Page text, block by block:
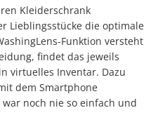
Kleiderschrank
Lieblingsstücke die optimale
Funktion versteht
findet das jeweils
virtuelles Inventar. Dazu
dem Smartphone
noch nie so einfach und